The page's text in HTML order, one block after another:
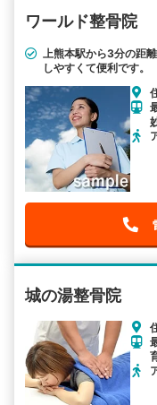
駅から探す
ワールド整骨院
上熊本駅から3分の距
しやすくて便利です。
城の湯整骨院